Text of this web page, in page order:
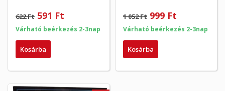
622 Ft 591 Ft
Várható beérkezés 2-3nap
Kosárba
1 052 Ft 999 Ft
Várható beérkezés 2-3nap
Kosárba